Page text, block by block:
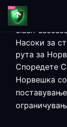
clash-
Насоки за
рута за
Споредете
Норвешка